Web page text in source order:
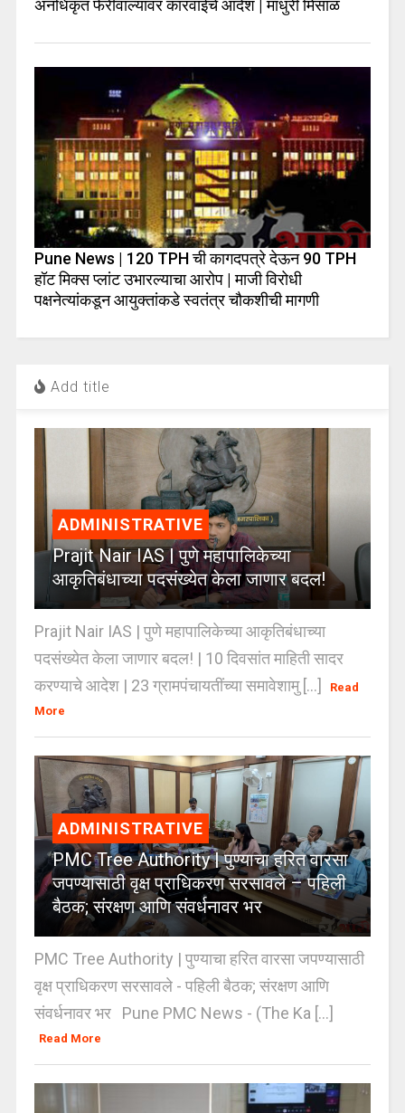
अनधिकृत फेरीवाल्यांवर कारवाईचे आदेश | माधुरी मिसाळ
Pune News | 120 TPH ची कागदपत्रे देऊन 90 TPH
हॉट मिक्स प्लांट उभारल्याचा आरोप | माजी विरोधी
पक्षनेत्यांकडून आयुक्तांकडे स्वतंत्र चौकशीची मागणी
Add title
ADMINISTRATIVE
Prajit Nair IAS | पुणे महापालिकेच्या
आकृतिबंधाच्या पदसंख्येत केला जाणार बदल!
Prajit Nair IAS | पुणे महापालिकेच्या आकृतिबंधाच्या
पदसंख्येत केला जाणार बदल! | 10 दिवसांत माहिती सादर
करण्याचे आदेश | 23 ग्रामपंचायतींच्या समावेशामु [...]
Read
More
ADMINISTRATIVE
PMC Tree Authority | पुण्याचा हरित वारसा
जपण्यासाठी वृक्ष प्राधिकरण सरसावले – पहिली
बैठक; संरक्षण आणि संवर्धनावर भर
PMC Tree Authority | पुण्याचा हरित वारसा जपण्यासाठी
वृक्ष प्राधिकरण सरसावले - पहिली बैठक; संरक्षण आणि
संवर्धनावर भर Pune PMC News - (The Ka [...]
Read More